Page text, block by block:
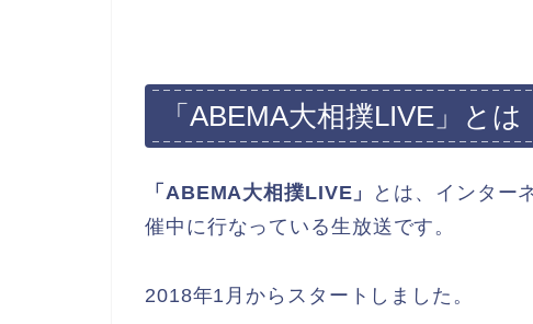
「ABEMA大相撲LIVE」とは
「ABEMA大相撲LIVE」 とは、インター
催中に行なっている生放送です。
2018年1月からスタートしました。